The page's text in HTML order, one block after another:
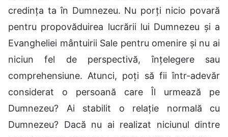
credința ta în Dumnezeu. Nu porți nicio povară
pentru propovăduirea lucrării lui Dumnezeu și a
Evangheliei mântuirii Sale pentru omenire și nu ai
niciun fel de perspectivă, înțelegere sau
comprehensiune. Atunci, poți să fii într-adevăr
considerat o persoană care Îl urmează pe
Dumnezeu? Ai stabilit o relație normală cu
Dumnezeu? Dacă nu ai realizat niciunul dintre